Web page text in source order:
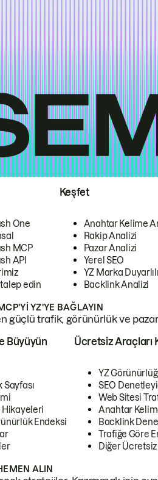
One
MCP
API
edin
Keşfet
Anahtar Kelime
Rakip Analizi
Pazar Analizi
Yerel SEO
YZ Marka
Backlink Analizi
YZ'YE BAĞLAYIN
güçlü trafik, görünürlük ve
Büyüyün
Sayfası
Hikayeleri
Endeksi
Ücretsiz Araçları
YZ
SEO
Web Sitesi
Anahtar
Backlink
Trafiğe Göre
Diğer
ALIN